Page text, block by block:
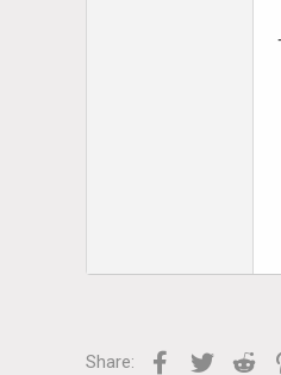
Share: Facebook
Twitter